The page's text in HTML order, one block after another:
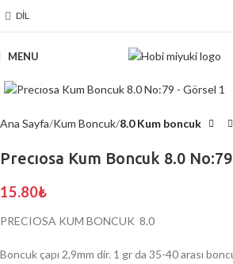
DIL
MENU
Ana Sayfa Kum Boncuk 8.0 Kum boncuk
Precıosa Kum Boncuk 8.0 No:79
15.80₺
PRECIOSA KUM BONCUK 8.0
Boncuk çapı 2,9mm dir. 1 gr da 35-40 arası